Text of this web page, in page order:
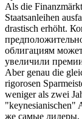
Als die
Staatsanleihen
drastisch erhöht.
облигациям
увеличили
Aber genau die
rigorosen
weniger als zwei
"keynesianischen"
же самые лидеры,